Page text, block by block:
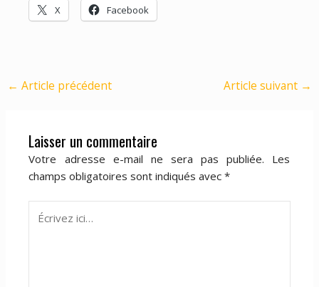
X Facebook
← Article précédent Article suivant →
Laisser un commentaire
Votre adresse e-mail ne sera pas publiée.
Les
champs obligatoires sont indiqués avec*
ici…